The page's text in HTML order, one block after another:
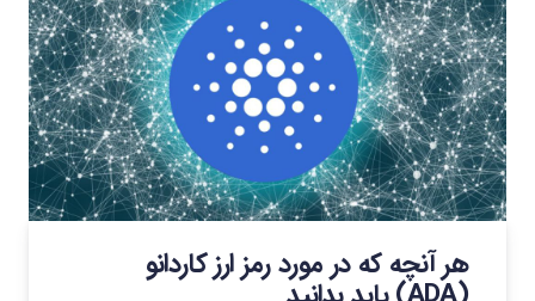
هر آنچه که در مورد رمز ارز کاردانو